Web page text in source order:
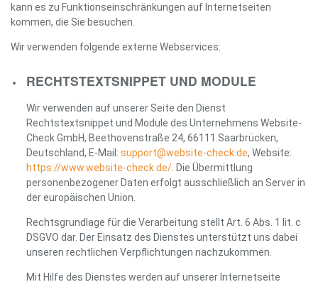
kann es zu Funktionseinschränkungen auf Internetseiten
kommen, die Sie besuchen.
Wir verwenden folgende externe Webservices:
RECHTSTEXTSNIPPET UND MODULE
Wir verwenden auf unserer Seite den Dienst
Rechtstextsnippet und Module des Unternehmens Website-
Check GmbH, Beethovenstraße 24, 66111 Saarbrücken,
Deutschland, E-Mail:support@website-check.de, Website:
https://www.website-check.de/ . Die Übermittlung
personenbezogener Daten erfolgt ausschließlich an Server in
der europäischen Union.
Rechtsgrundlage für die Verarbeitung stellt Art. 6 Abs. 1 lit. c
DSGVO dar. Der Einsatz des Dienstes unterstützt uns dabei
unseren rechtlichen Verpflichtungen nachzukommen.
Mit Hilfe des Dienstes werden auf unserer Internetseite